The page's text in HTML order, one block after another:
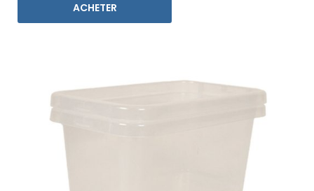
fait pour vous.ACHETER